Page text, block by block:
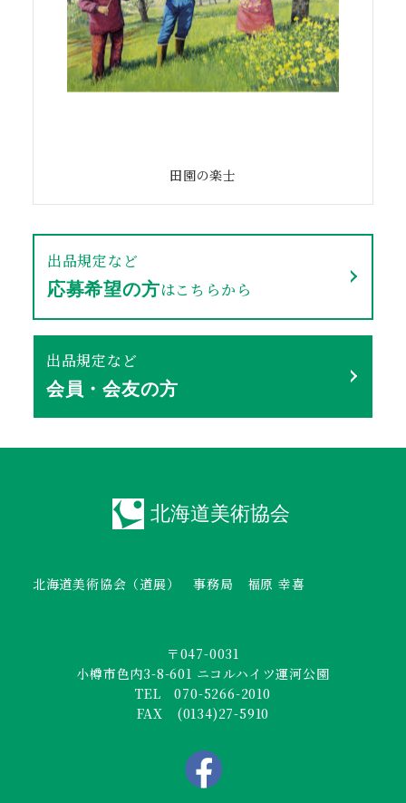
田園の楽士
出品規定など
応募希望の方はこちらから
出品規定など
会員・会友の方
北海道美術協会（道展） 事務局 福原 幸喜
〒047-0031
小樽市色内3-8-601 ニコルハイツ運河公園
TEL 070-5266-2010
FAX (0134)27-5910